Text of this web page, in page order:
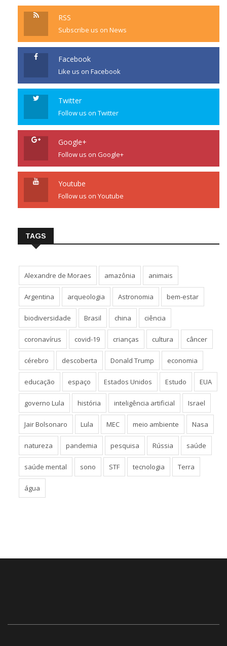
RSS
Subscribe us on News
Facebook
Like us on Facebook
Twitter
Follow us on Twitter
Google+
Follow us on Google+
Youtube
Follow us on Youtube
TAGS
Alexandre de Moraes amazônia animais
Argentina arqueologia Astronomia bem-estar
biodiversidade Brasil china ciência
coronavírus covid-19 crianças cultura câncer
cérebro descoberta Donald Trump economia
educação espaço Estados Unidos Estudo EUA
governo Lula história inteligência artificial Israel
Jair Bolsonaro Lula MEC meio ambiente Nasa
natureza pandemia pesquisa Rússia saúde
saúde mental sono STF tecnologia Terra
água